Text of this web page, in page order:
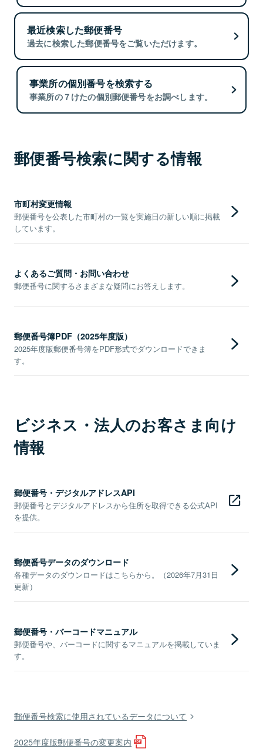
最近検索した郵便番号
過去に検索した郵便番号をご覧いただけます。
事業所の個別番号を検索する
事業所の７けたの個別郵便番号をお調べします。
郵便番号検索に関する情報
市町村変更情報
郵便番号を公表した市町村の一覧を実施日の新しい順に掲載
しています。
よくあるご質問・お問い合わせ
郵便番号に関するさまざまな疑問にお答えします。
郵便番号簿PDF（2025年度版）
2025年度版郵便番号簿をPDF形式でダウンロードできま
す。
ビジネス・法人のお客さま向け
情報
郵便番号・デジタルアドレスAPI
郵便番号とデジタルアドレスから住所を取得できる公式API
を提供。
郵便番号データのダウンロード
各種データのダウンロードはこちらから。（2026年7月31日
更新）
郵便番号・バーコードマニュアル
郵便番号や、バーコードに関するマニュアルを掲載していま
す。
郵便番号検索に使用されているデータについて
2025年度版郵便番号の変更案内